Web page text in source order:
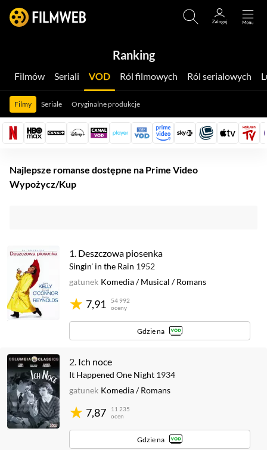
Ranking
Filmów Seriali VOD Ról filmowych Ról serialowych
Filmy Seriale Oryginalne produkcje
Najlepsze romanse dostępne na Prime Video
Wypożycz/Kup
1. Deszczowa piosenka
Singin' in the Rain 1952
7,91
54 992
oceny
gatunek Komedia/Musical /Romans
Gdzie na
2. Ich noce
It Happened One Night 1934
7,87
11 235
ocen
gatunek Komedia/Romans
Gdzie na